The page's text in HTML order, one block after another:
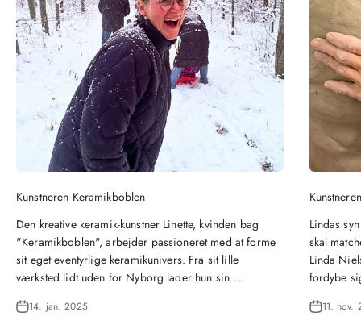
Kunstneren Keramikboblen
Den kreative keramik-kunstner Linette, kvinden bag
"Keramikboblen", arbejder passioneret med at forme
sit eget eventyrlige keramikunivers. Fra sit lille
værksted lidt uden for Nyborg lader hun sin ...
14. jan. 2025
Lindas
skal
Linda
fordybe
11. nov.